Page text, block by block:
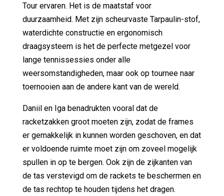
Tour ervaren. Het is de maatstaf voor
duurzaamheid. Met zijn scheurvaste Tarpaulin-stof,
waterdichte constructie en ergonomisch
draagsysteem is het de perfecte metgezel voor
lange tennissessies onder alle
weersomstandigheden, maar ook op tournee naar
toernooien aan de andere kant van de wereld.
Daniil en Iga benadrukten vooral dat de
racketzakken groot moeten zijn, zodat de frames
er gemakkelijk in kunnen worden geschoven, en dat
er voldoende ruimte moet zijn om zoveel mogelijk
spullen in op te bergen. Ook zijn de zijkanten van
de tas verstevigd om de rackets te beschermen en
de tas rechtop te houden tijdens het dragen.